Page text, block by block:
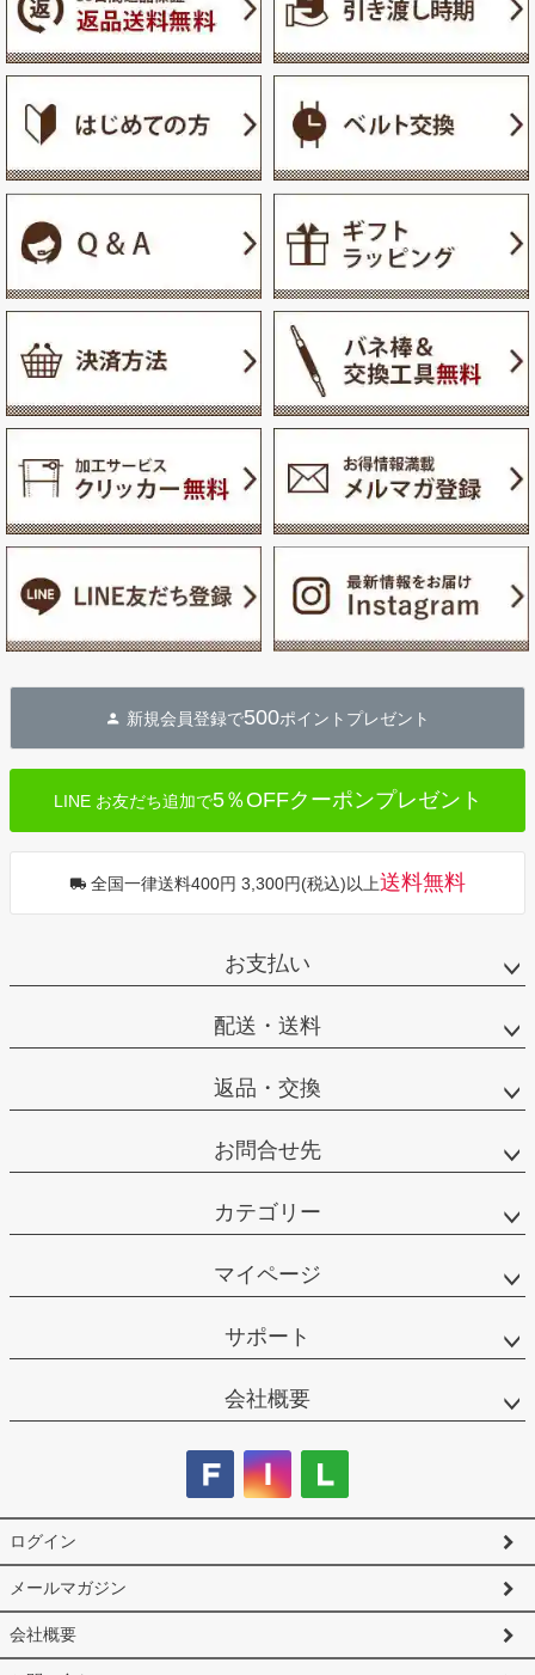
新規会員登録で500ポイントプレゼント
LINE お友だち追加で5％OFFクーポンプレゼント
全国一律送料400円 3,300円(税込)以上送料無料
お支払い
配送・送料
返品・交換
お問合せ先
カテゴリー
マイページ
サポート
会社概要
ログイン
メールマガジン
会社概要